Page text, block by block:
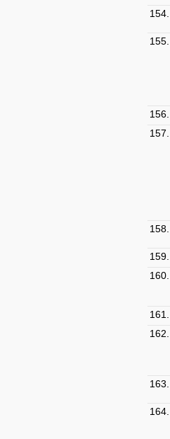
154.
155.
156.
157.
158.
159.
160.
161.
162.
163.
164.